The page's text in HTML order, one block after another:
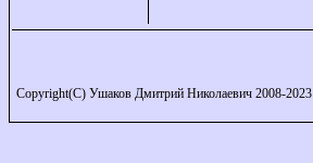
Copyright(C) Ушаков Дмитрий Николаевич 2008-2023